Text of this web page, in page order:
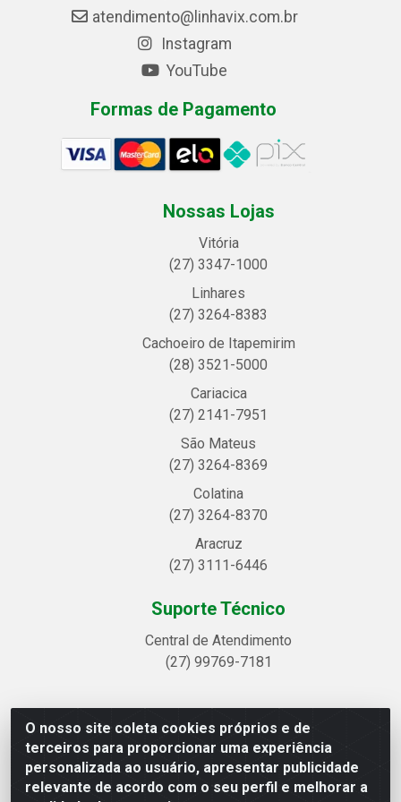
O nosso site coleta cookies próprios e de
terceiros para proporcionar uma experiência
personalizada ao usuário, apresentar publicidade
relevante de acordo com o seu perfil e melhorar a
atendimento@linhavix.com.br
Instagram
YouTube
Formas de Pagamento
Nossas Lojas
Vitória
(27) 3347-1000
Linhares
(27) 3264-8383
Cachoeiro de Itapemirim
(28) 3521-5000
Cariacica
(27) 2141-7951
São Mateus
(27) 3264-8369
Colatina
(27) 3264-8370
Aracruz
(27) 3111-6446
Suporte Técnico
Central de Atendimento
(27) 99769-7181
Linhavix Distribuidora LTDA - Avenida Alegre, 2521 -
Quadra314 Lote 05 e 07 - Shell, Linhares/ES - CEP 29.901-605
- CNPJ 20.857.514/0001-75